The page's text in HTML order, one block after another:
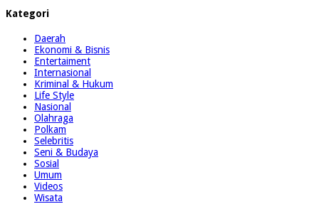
Kategori
Daerah
Ekonomi & Bisnis
Entertaiment
Internasional
Kriminal & Hukum
Life Style
Nasional
Olahraga
Polkam
Selebritis
Seni & Budaya
Sosial
Umum
Videos
Wisata